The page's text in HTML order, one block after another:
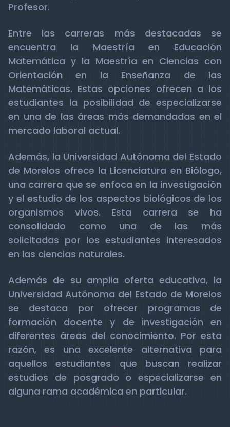
Profesor.
Entre las carreras más destacadas se
encuentra la Maestría en Educación
Matemática y la Maestría en Ciencias con
Orientación en la Enseñanza de las
Matemáticas. Estas opciones ofrecen a los
estudiantes la posibilidad de especializarse
en una de las áreas más demandadas en el
mercado laboral actual.
Además, la Universidad Autónoma del Estado
de Morelos ofrece la Licenciatura en Biólogo,
una carrera que se enfoca en la investigación
y el estudio de los aspectos biológicos de los
organismos vivos. Esta carrera se ha
consolidado como una de las más
solicitadas por los estudiantes interesados
en las ciencias naturales.
Además de su amplia oferta educativa, la
Universidad Autónoma del Estado de Morelos
se destaca por ofrecer programas de
formación docente y de investigación en
diferentes áreas del conocimiento. Por esta
razón, es una excelente alternativa para
aquellos estudiantes que buscan realizar
estudios de posgrado o especializarse en
alguna rama académica en particular.